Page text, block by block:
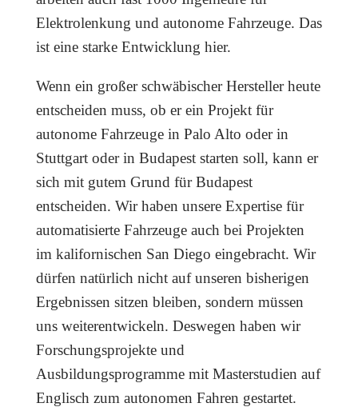
Elektrolenkung und autonome Fahrzeuge. Das
ist eine starke Entwicklung hier.
Wenn ein großer schwäbischer Hersteller heute
entscheiden muss, ob er ein Projekt für
autonome Fahrzeuge in Palo Alto oder in
Stuttgart oder in Budapest starten soll, kann er
sich mit gutem Grund für Budapest
entscheiden. Wir haben unsere Expertise für
automatisierte Fahrzeuge auch bei Projekten
im kalifornischen San Diego eingebracht. Wir
dürfen natürlich nicht auf unseren bisherigen
Ergebnissen sitzen bleiben, sondern müssen
uns weiterentwickeln. Deswegen haben wir
Forschungsprojekte und
Ausbildungsprogramme mit Masterstudien auf
Englisch zum autonomen Fahren gestartet.